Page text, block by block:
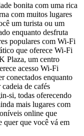
bonita com uma rica
com muitos lugares
um turista ou um
enquanto desfruta
populares com Wi-Fi
que oferece Wi-Fi
Plaza, um centro
acesso Wi-Fi
conectados enquanto
de cafés
si, todas oferecendo
mais lugares com
online que
quer que você vá em